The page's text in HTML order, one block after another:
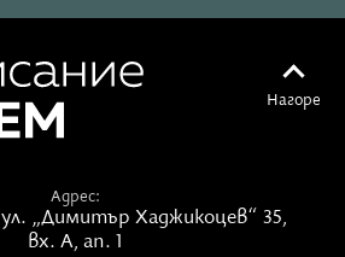
Нагоре
Адрес:
ул. „Димитър Хаджикоцев“ 35,
вх. А, ап. 1